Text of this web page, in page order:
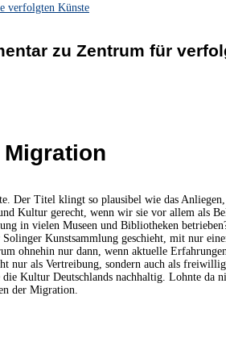
verfolgten Künste
zu Zentrum für
Der Titel klingt so plausibel wie das Anliegen,
Kultur gerecht, wenn wir sie vor allem als
in vielen Museen und Bibliotheken
Kunstsammlung geschieht, mit nur
ohnehin nur dann, wenn aktuelle
nur als Vertreibung, sondern auch als
die Kultur Deutschlands nachhaltig. Lohnte da
der Migration.